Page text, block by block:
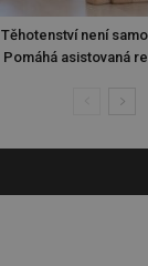
Těhotenství není
Pomáhá asistovaná